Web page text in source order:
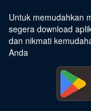
Untuk memudahkan
segera download
dan nikmati
Anda